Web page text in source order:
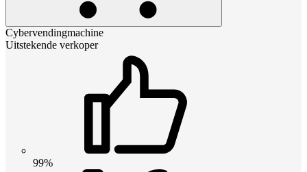
Cybervendingmachine
Uitstekende verkoper
99%